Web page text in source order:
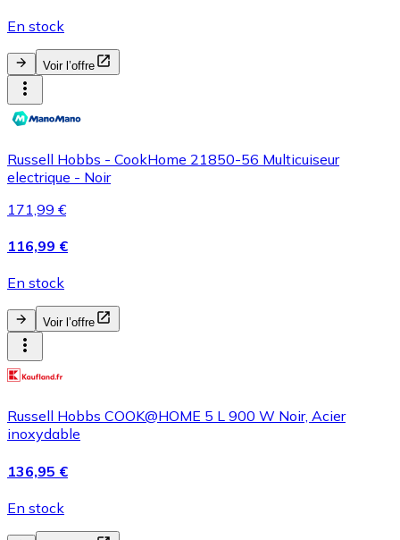
En stock
Voir l’offre
Russell Hobbs - CookHome 21850-56 Multicuiseur
electrique - Noir
171,99 €
116,99 €
En stock
Voir l’offre
Russell Hobbs COOK@HOME 5 L 900 W Noir, Acier
inoxydable
136,95 €
En stock